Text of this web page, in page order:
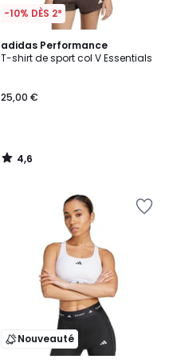
-10% DÈS 2*
adidas Performance
T-shirt de sport col V Essentials
25,00 €
4,6
/ 5
4,6
/
Nouveauté